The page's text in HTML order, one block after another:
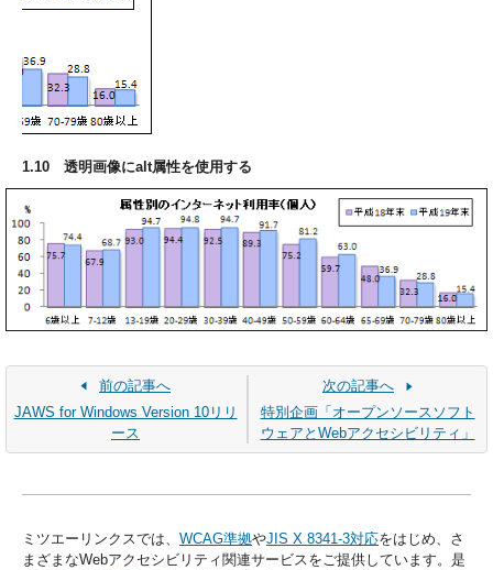
1.10 透明画像にalt属性を使用する
前の記事へ
JAWS for Windows Version 10リリ
ース
次の記事へ
特別企画「オープンソースソフト
ウェアとWebアクセシビリティ」
ミツエーリンクスでは、 WCAG準拠やJIS X 8341-3対応をはじめ、さ
まざまなWebアクセシビリティ関連サービスをご提供しています。是